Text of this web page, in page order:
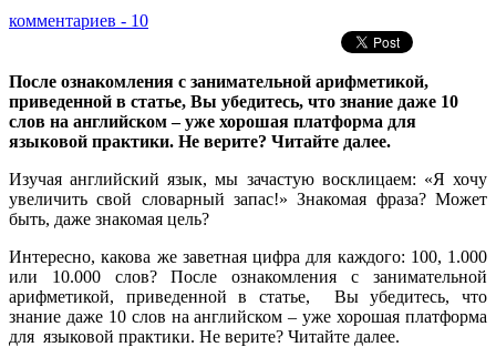
комментариев - 10
После ознакомления с занимательной арифметикой,
приведенной в статье, Вы убедитесь, что знание даже 10
слов на английском – уже хорошая платформа для
языковой практики. Не верите? Читайте далее.
Изучая английский язык, мы зачастую восклицаем: «Я хочу
увеличить свой словарный запас!» Знакомая фраза? Может
быть, даже знакомая цель?
Интересно, какова же заветная цифра для каждого: 100, 1.000
или 10.000 слов? После ознакомления с занимательной
арифметикой, приведенной в статье, Вы убедитесь, что
знание даже 10 слов на английском – уже хорошая платформа
для языковой практики. Не верите? Читайте далее.